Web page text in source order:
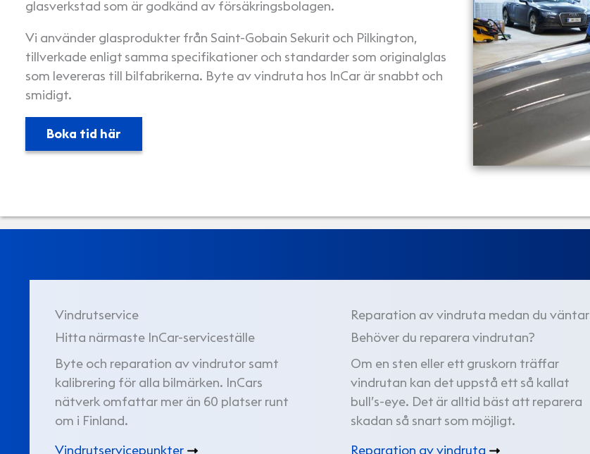
glasverkstad som är godkänd av försäkringsbolagen.
Vi använder glasprodukter från Saint-Gobain Sekurit och Pilkington,
tillverkade enligt samma specifikationer och standarder som originalglas
som levereras till bilfabrikerna. Byte av vindruta hos InCar är snabbt och
smidigt.
Boka tid här
Vindrutservice
Hitta närmaste InCar-serviceställe
Byte och reparation av vindrutor samt
kalibrering för alla bilmärken. InCars
nätverk omfattar mer än 60 platser runt
om i Finland.
Vindrutservicepunkter
Reparation av vindruta medan du väntar
Behöver du reparera vindrutan?
Om en sten eller ett gruskorn träffar
vindrutan kan det uppstå ett så kallat
bull’s-eye. Det är alltid bäst att reparera
skadan så snart som möjligt.
Reparation av vindruta